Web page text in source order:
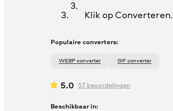
Klik op Converteren.
Populaire converters:
WEBP converter GIF converter
5.0 57 beoordelingen
Beschikbaar in: